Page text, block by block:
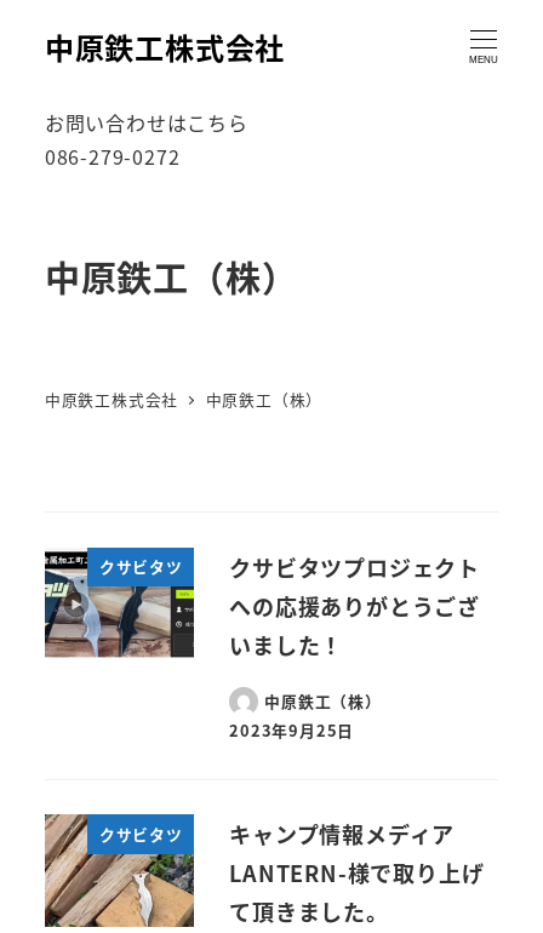
中原鉄工株式会社 MENU
お問い合わせはこちら
086-279-0272
中原鉄工（株）
中原鉄工株式会社 中原鉄工（株）
クサビタツ
クサビタツプロジェクト
への応援ありがとうござ
いました！
中原鉄工（株）
2023年9月25日
クサビタツ
キャンプ情報メディア
LANTERN-様で取り上げ
て頂きました。